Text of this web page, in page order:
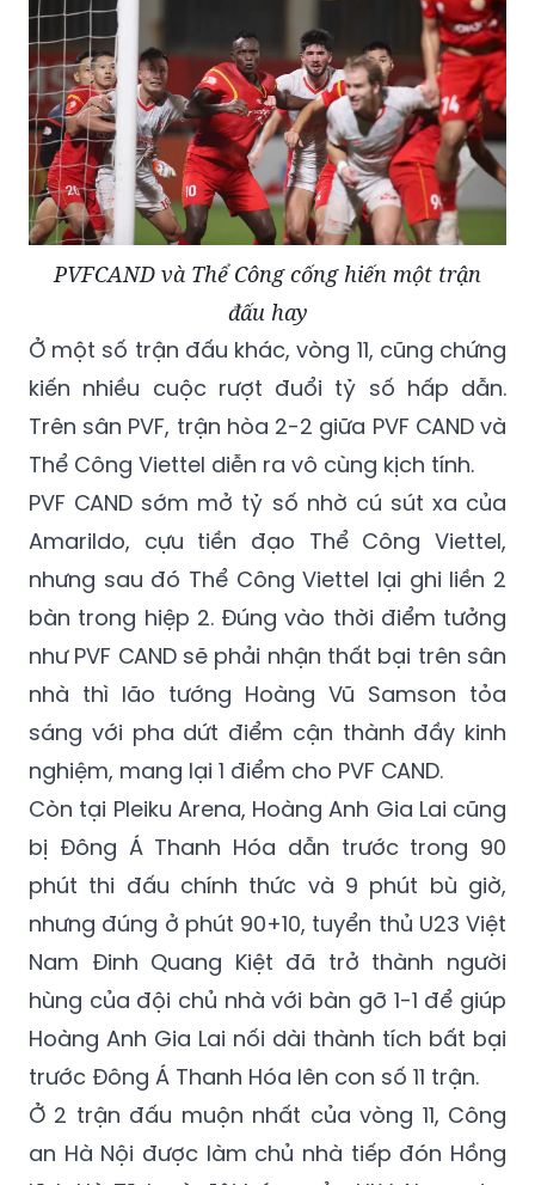
PVFCAND và Thể Công cống hiến một trận
đấu hay
Ở một số trận đấu khác, vòng 11, cũng chứng
kiến nhiều cuộc rượt đuổi tỷ số hấp dẫn.
Trên sân PVF, trận hòa 2-2 giữa PVF CAND và
Thể Công Viettel diễn ra vô cùng kịch tính.
PVF CAND sớm mở tỷ số nhờ cú sút xa của
Amarildo, cựu tiền đạo Thể Công Viettel,
nhưng sau đó Thể Công Viettel lại ghi liền 2
bàn trong hiệp 2. Đúng vào thời điểm tưởng
như PVF CAND sẽ phải nhận thất bại trên sân
nhà thì lão tướng Hoàng Vũ Samson tỏa
sáng với pha dứt điểm cận thành đầy kinh
nghiệm, mang lại 1 điểm cho PVF CAND.
Còn tại Pleiku Arena, Hoàng Anh Gia Lai cũng
bị Đông Á Thanh Hóa dẫn trước trong 90
phút thi đấu chính thức và 9 phút bù giờ,
nhưng đúng ở phút 90+10, tuyển thủ U23 Việt
Nam Đinh Quang Kiệt đã trở thành người
hùng của đội chủ nhà với bàn gỡ 1-1 để giúp
Hoàng Anh Gia Lai nối dài thành tích bất bại
trước Đông Á Thanh Hóa lên con số 11 trận.
Ở 2 trận đấu muộn nhất của vòng 11, Công
an Hà Nội được làm chủ nhà tiếp đón Hồng